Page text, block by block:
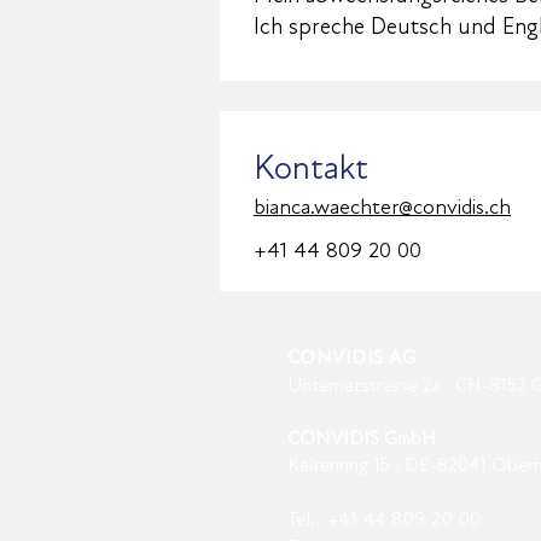
Ich spreche Deutsch und
Kontakt
bianca.waechter@convidis.ch
+41 44 809 20 00